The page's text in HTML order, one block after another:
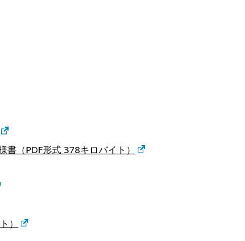
（PDF形式 378キロバイト）
）